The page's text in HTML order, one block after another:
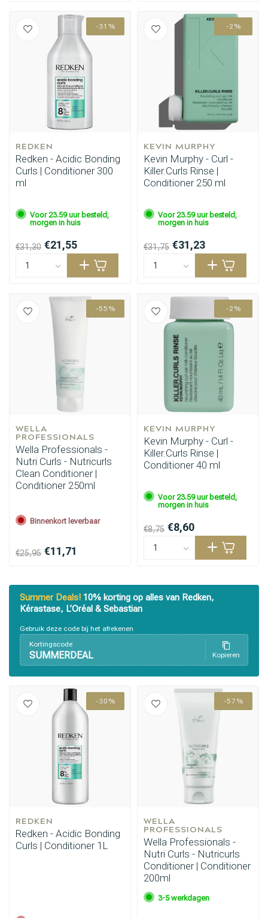
Haarstyling Haarkleuring
-31%
REDKEN
Redken - Acidic Bonding
Curls | Conditioner 300
ml
Voor 23.59 uur besteld,
morgen in huis
€31,30 €21,55
-2%
KEVIN MURPHY
Kevin Murphy - Curl -
Killer.Curls Rinse |
Conditioner 250 ml
Voor 23.59 uur besteld,
morgen in huis
€31,75 €31,23
-55%
WELLA
PROFESSIONALS
Wella Professionals -
Nutri Curls - Nutricurls
Clean Conditioner |
Conditioner 250ml
Binnenkort leverbaar
€25,95 €11,71
-2%
KEVIN MURPHY
Kevin Murphy - Curl -
Killer.Curls Rinse |
Conditioner 40 ml
Voor 23.59 uur besteld,
morgen in huis
€8,75 €8,60
Summer Deals! 10% korting op alles van Redken,
Kérastase, L’Oréal & Sebastian
Gebruik deze code bij het afrekenen
Kortingscode
SUMMERDEAL Kopieren
-30%
REDKEN
Redken - Acidic Bonding
Curls | Conditioner 1L
-57%
WELLA
PROFESSIONALS
Wella Professionals -
Nutri Curls - Nutricurls
Conditioner | Conditioner
200ml
3-5 werkdagen